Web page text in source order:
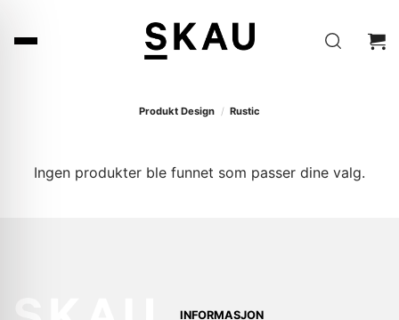
Produkt Design / Rustic
Ingen produkter ble funnet som passer dine valg.
INFORMASJON